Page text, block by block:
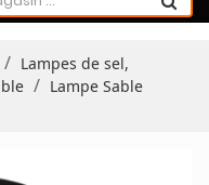
Lampes de sel,
Lampe Sable